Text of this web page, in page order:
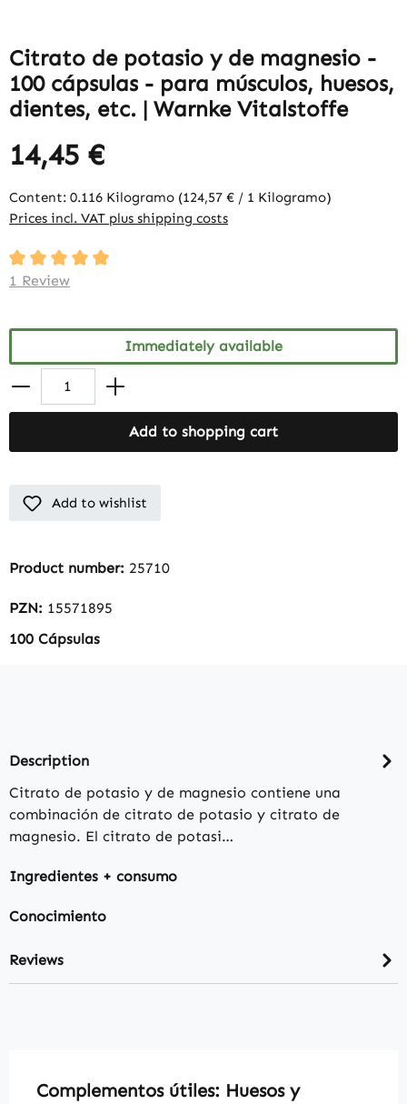
Citrato de potasio y de magnesio -
100 cápsulas - para músculos, huesos,
dientes, etc. | Warnke Vitalstoffe
14,45 €
Content: 0.116 Kilogramo (124,57 € / 1 Kilogramo)
Prices incl. VAT plus shipping costs
Average rating of 5 out of 5 stars
1 Review
Immediately available
Add to shopping cart
Add to wishlist
Product number: 25710
PZN: 15571895
100 Cápsulas
Description
Citrato de potasio y de magnesio contiene una
combinación de citrato de potasio y citrato de
magnesio. El citrato de potasi…
Ingredientes + consumo
Conocimiento
Reviews
Skip product gallery
Complementos útiles: Huesos y